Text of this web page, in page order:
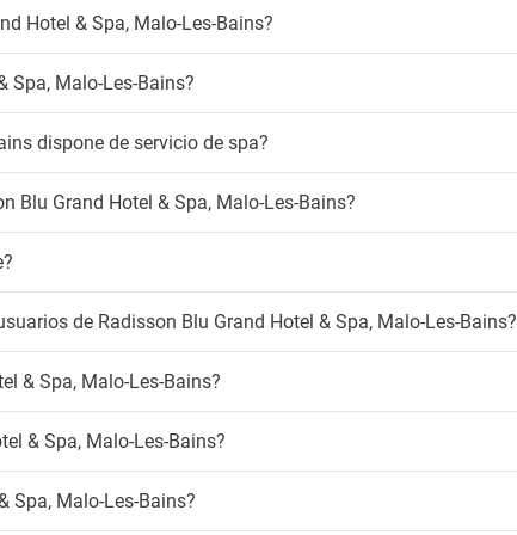
Hotel & Spa, Malo-Les-Bains?
Spa, Malo-Les-Bains?
dispone de servicio de spa?
Blu Grand Hotel & Spa, Malo-Les-Bains?
de Radisson Blu Grand Hotel & Spa, Malo-Les-Bains?
& Spa, Malo-Les-Bains?
& Spa, Malo-Les-Bains?
Spa, Malo-Les-Bains?